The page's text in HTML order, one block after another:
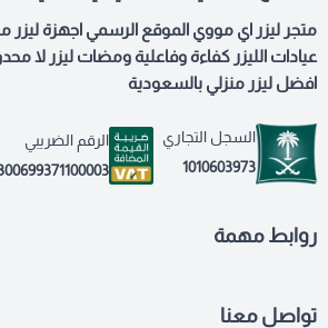
متجر ليزر اي مووي الموقع الرسمي اجهزة ليزر
عيادات الليزر كفاءة وفاعلية ومضات ليزر لا
افضل ليزر منزلي بالسعودية
السجل التجاري
1010603973
الرقم الضريبي
روابط مهمة
تواصل معنا